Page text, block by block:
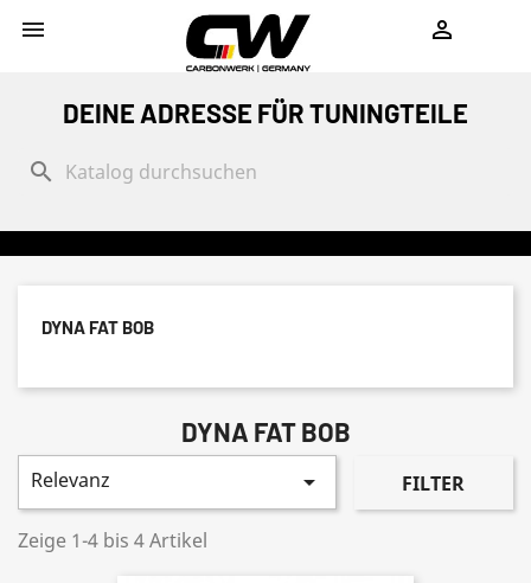
 
DEINE ADRESSE FÜR TUNINGTEILE
search
DYNA FAT BOB
DYNA FAT BOB
Relevanz  FILTER
Zeige 1-4 bis 4 Artikel